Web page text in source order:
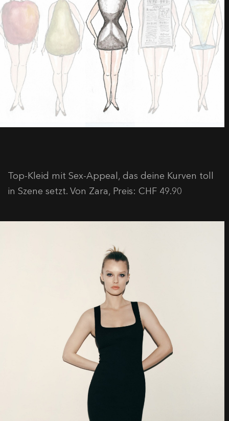
Top-Kleid mit Sex-Appeal, das deine Kurven toll
in Szene setzt. Von Zara, Preis: CHF 49.90